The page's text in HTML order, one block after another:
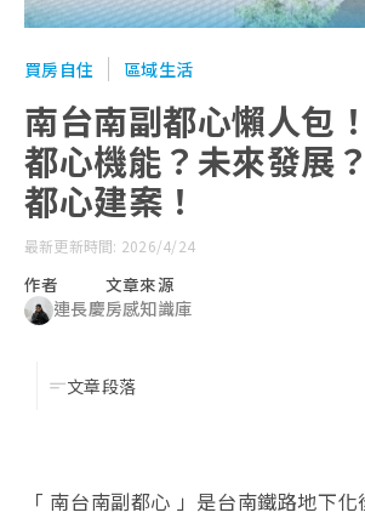
買房自住 區域生活
南台南副都心懶人包
都心機能？未來發展
都心建案！
最新更新時間: 2026/4/24
作者
連長慶
文章來源
房感知識庫
文章段落
「 南台南副都心 」是台南鐵路地下